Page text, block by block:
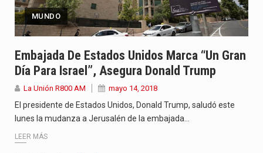
Fretes se refirió concretamente al recorrido que realizó este jueves…
El amanecer de este miércoles se caracteriza por un ambiente…
Hace casi dos meses que Rivas dejó el Senado y,…
MUNDO
Embajada De Estados Unidos Marca “un Gran
Día Para Israel”, Asegura Donald Trump
La Unión R800 AM mayo 14, 2018
El presidente de Estados Unidos, Donald Trump, saludó este
lunes la mudanza a Jerusalén de la embajada…
LEER MÁS